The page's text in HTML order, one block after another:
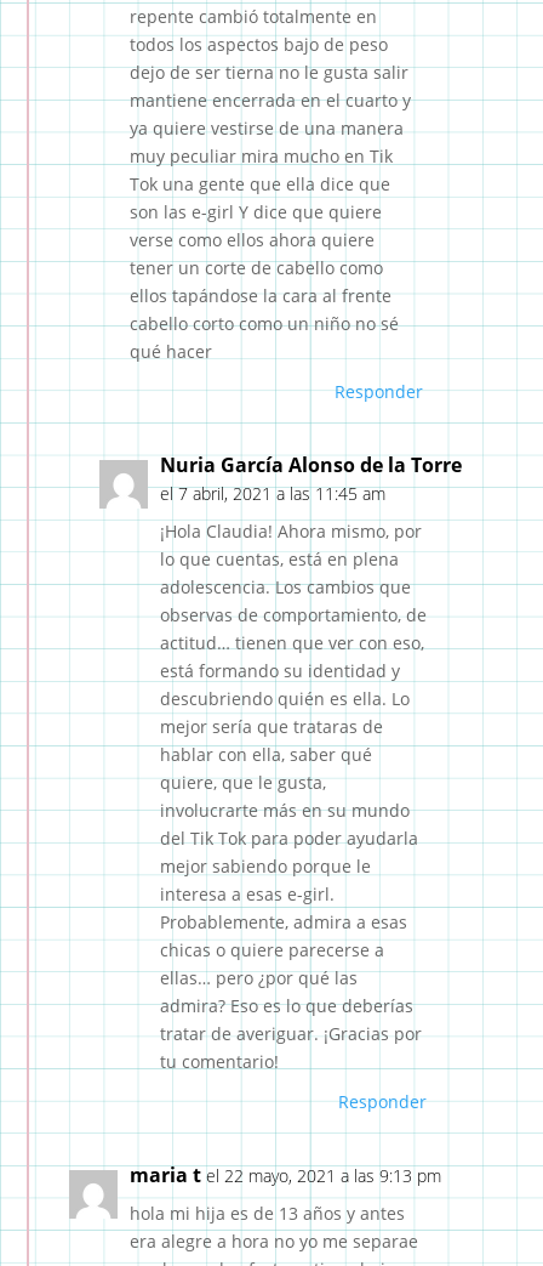
repente cambió totalmente en
todos los aspectos bajo de peso
dejo de ser tierna no le gusta salir
mantiene encerrada en el cuarto y
ya quiere vestirse de una manera
muy peculiar mira mucho en Tik
Tok una gente que ella dice que
son las e-girl Y dice que quiere
verse como ellos ahora quiere
tener un corte de cabello como
ellos tapándose la cara al frente
cabello corto como un niño no sé
qué hacer
Responder
Nuria García Alonso de la Torre
el 7 abril, 2021 a las 11:45 am
¡Hola Claudia! Ahora mismo, por
lo que cuentas, está en plena
adolescencia. Los cambios que
observas de comportamiento, de
actitud… tienen que ver con eso,
está formando su identidad y
descubriendo quién es ella. Lo
mejor sería que trataras de
hablar con ella, saber qué
quiere, que le gusta,
involucrarte más en su mundo
del Tik Tok para poder ayudarla
mejor sabiendo porque le
interesa a esas e-girl.
Probablemente, admira a esas
chicas o quiere parecerse a
ellas… pero ¿por qué las
admira? Eso es lo que deberías
tratar de averiguar. ¡Gracias por
tu comentario!
Responder
maria t el 22 mayo, 2021 a las 9:13 pm
hola mi hija es de 13 años y antes
era alegre a hora no yo me separae